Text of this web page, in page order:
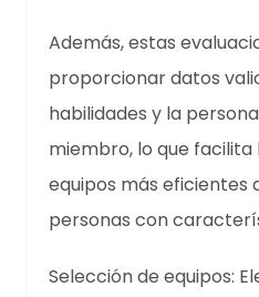
Además, estas
proporcionar datos
habilidades y la
miembro, lo que
equipos más eficientes
personas con
Selección de equipos: